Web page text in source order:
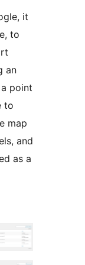
it
to
an
point
to
map
and
as a